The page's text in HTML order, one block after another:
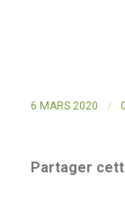
6 MARS 2020 /
Partager